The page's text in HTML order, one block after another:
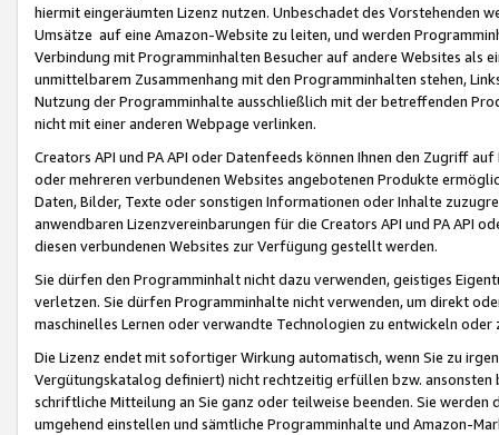
hiermit eingeräumten Lizenz nutzen. Unbeschadet des Vorstehenden
Umsätze auf eine Amazon-Website zu leiten, und werden
Verbindung mit Programminhalten Besucher auf andere Websites als
unmittelbarem Zusammenhang mit den Programminhalten stehen,
Nutzung der Programminhalte ausschließlich mit der betreffenden
nicht mit einer anderen Webpage verlinken.
Creators API und PA API oder Datenfeeds können Ihnen den Zugriff
oder mehreren verbundenen Websites angebotenen Produkte
Daten, Bilder, Texte oder sonstigen Informationen oder Inhalte
anwendbaren Lizenzvereinbarungen für die Creators API und PA API
diesen verbundenen Websites zur Verfügung gestellt werden.
Sie dürfen den Programminhalt nicht dazu verwenden, geistiges
verletzen. Sie dürfen Programminhalte nicht verwenden, um direkt
maschinelles Lernen oder verwandte Technologien zu entwickeln
Die Lizenz endet mit sofortiger Wirkung automatisch, wenn Sie zu
Vergütungskatalog definiert) nicht rechtzeitig erfüllen bzw. ansonsten
schriftliche Mitteilung an Sie ganz oder teilweise beenden. Sie werden
umgehend einstellen und sämtliche Programminhalte und Amazon-